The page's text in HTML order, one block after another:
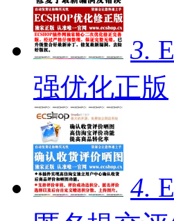
3.
强优化正版
4.